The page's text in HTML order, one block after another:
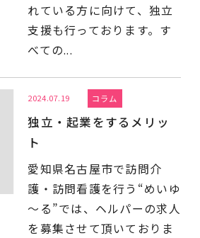
れている方に向けて、独立
支援も行っております。す
べての...
2024.07.19 コラム
独立・起業をするメリッ
ト
愛知県名古屋市で訪問介
護・訪問看護を行う“めいゆ
～る”では、ヘルパーの求人
を募集させて頂いておりま